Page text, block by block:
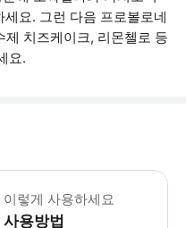
요. 그런 다음 프로볼로네
제 치즈케이크, 리몬첼로 등
요.
어는 이탈리아 사이클링 연맹의
이렇게 사용하세요
사용방법